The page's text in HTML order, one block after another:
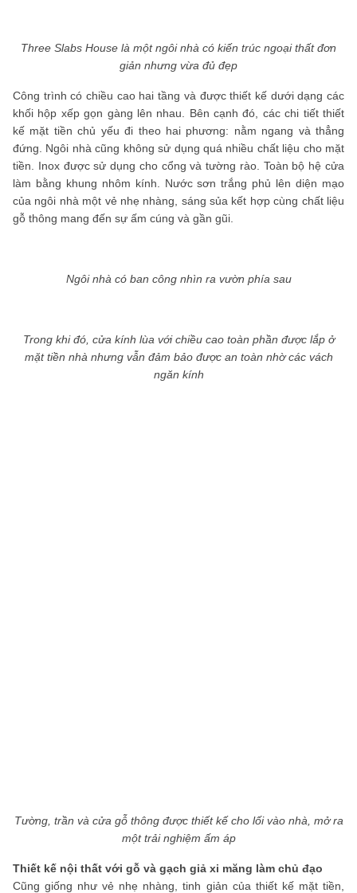
Three Slabs House là một ngôi nhà có kiến trúc ngoại thất đơn
giản nhưng vừa đủ đẹp
Công trình có chiều cao hai tầng và được thiết kế dưới dạng các
khối hộp xếp gọn gàng lên nhau. Bên cạnh đó, các chi tiết thiết
kế mặt tiền chủ yếu đi theo hai phương: nằm ngang và thẳng
đứng. Ngôi nhà cũng không sử dụng quá nhiều chất liệu cho mặt
tiền. Inox được sử dụng cho cổng và tường rào. Toàn bộ hệ cửa
làm bằng khung nhôm kính. Nước sơn trắng phủ lên diện mạo
của ngôi nhà một vẻ nhẹ nhàng, sáng sủa kết hợp cùng chất liệu
gỗ thông mang đến sự ấm cúng và gần gũi.
Ngôi nhà có ban công nhìn ra vườn phía sau
Trong khi đó, cửa kính lùa với chiều cao toàn phần được lắp ở
mặt tiền nhà nhưng vẫn đảm bảo được an toàn nhờ các vách
ngăn kính
Tường, trần và cửa gỗ thông được thiết kế cho lối vào nhà, mở ra
một trải nghiệm ấm áp
Thiết kế nội thất với gỗ và gạch giả xi măng làm chủ đạo
Cũng giống như vẻ nhẹ nhàng, tinh giản của thiết kế mặt tiền,